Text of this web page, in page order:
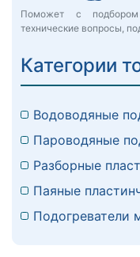
Поможет с подбором
технические вопросы,
Категории
Водоводяные
Пароводяные
Разборные
Паяные
Подогреватели